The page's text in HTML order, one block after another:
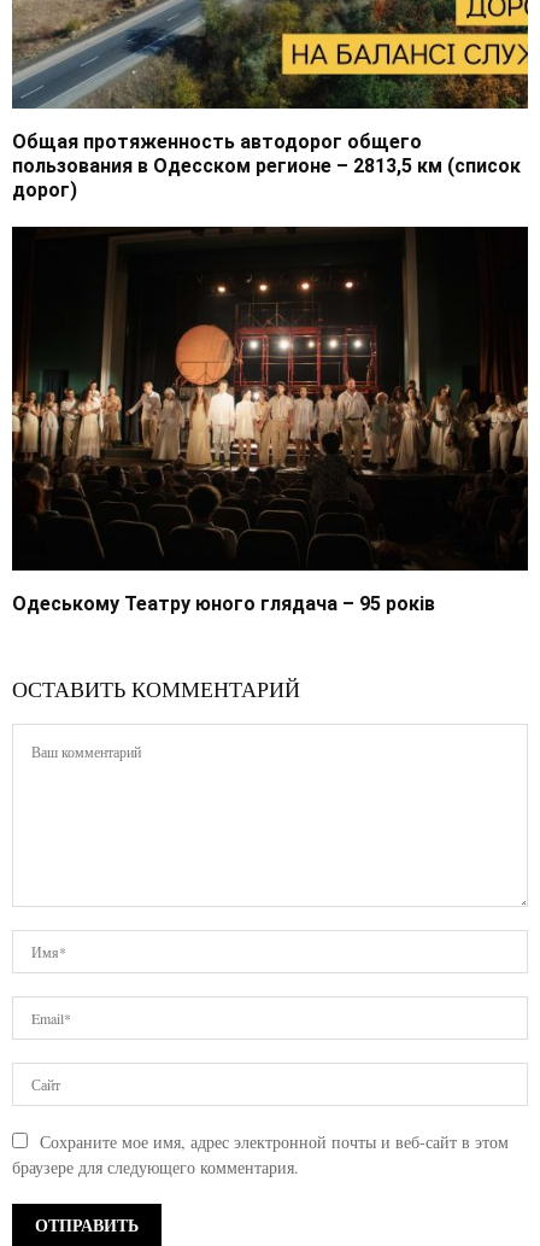
Общая протяженность автодорог общего
пользования в Одесском регионе – 2813,5 км (список
дорог)
Одеському Театру юного глядача – 95 років
ОСТАВИТЬ КОММЕНТАРИЙ
Сохраните мое имя, адрес электронной почты и веб-сайт в этом
браузере для следующего комментария.